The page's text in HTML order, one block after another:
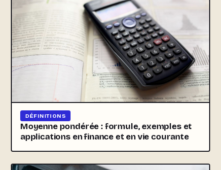
DÉFINITIONS
Moyenne pondérée : formule, exemples et
applications en finance et en vie courante